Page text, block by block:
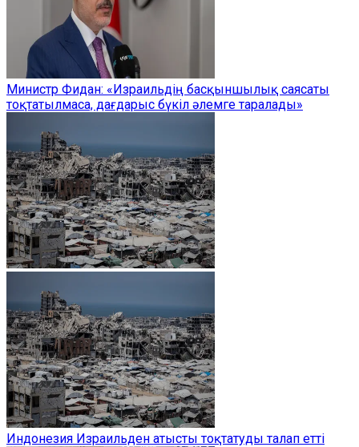
Министр Фидан: «Израильдің басқыншылық саясаты
тоқтатылмаса, дағдарыс бүкіл әлемге таралады»
Индонезия Израильден атысты тоқтатуды талап етті